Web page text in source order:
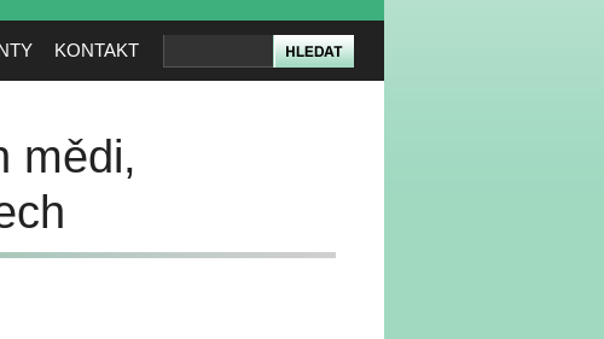
KONTAKT
mědi,